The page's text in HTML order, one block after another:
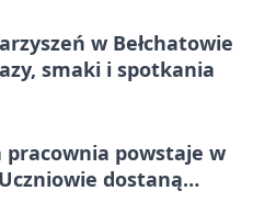
w Bełchatowie
smaki i spotkania
pracownia powstaje w
dostaną